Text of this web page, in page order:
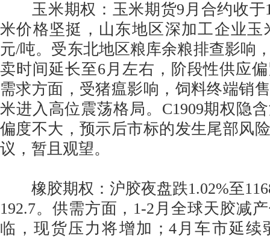
玉米期权：玉米期货9月合约收于
米价格坚挺，山东地区深加工企业玉
元/吨。受东北地区粮库余粮排查影响
卖时间延长至6月左右，阶段性供应
需求方面，受猪瘟影响，饲料终端销
米进入高位震荡格局。C1909期权隐
偏度不大，预示后市标的发生尾部风
议，暂且观望。
橡胶期权：沪胶夜盘跌1.02%至
192.7。供需方面，1-2月全球天胶减
临，现货压力将增加；4月车市延续